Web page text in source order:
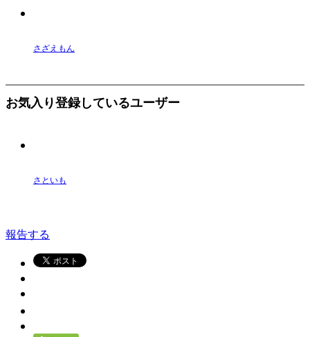
さざえもん
お気入り登録しているユーザー
さといも
報告する